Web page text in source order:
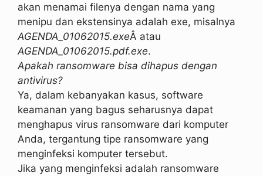
akan menamai filenya dengan nama yang
menipu dan ekstensinya adalah exe, misalnya
AGENDA_01062015.exeÂ atau
AGENDA_01062015.pdf.exe.
Apakah ransomware bisa dihapus dengan
antivirus?
Ya, dalam kebanyakan kasus, software
keamanan yang bagus seharusnya dapat
menghapus virus ransomware dari komputer
Anda, tergantung tipe ransomware yang
menginfeksi komputer tersebut.
Jika yang menginfeksi adalah ransomware